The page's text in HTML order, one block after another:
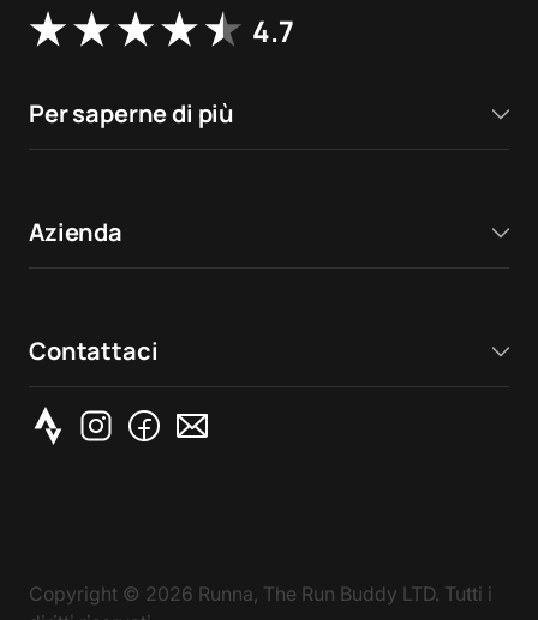
4.7
Per saperne di più
Azienda
Contattaci
Copyright © 2026 Runna, The Run Buddy LTD. Tutti i